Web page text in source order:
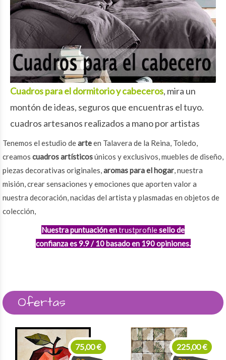
Cuadros para el dormitorio y cabeceros, mira un
montón de ideas, seguros que encuentras el tuyo.
cuadros artesanos realizados a mano por artistas
Tenemos el estudio dearteen Talavera de la Reina, Toledo,
creamos cuadros artísticosúnicos y exclusivos, muebles de diseño,
piezas decorativas originales,aromas para el hogar, nuestra
misión, crear sensaciones y emociones que aporten valor a
nuestra decoración, nacidas del artista y plasmadas en objetos de
colección,
Nuestra puntuación entrustprofilesello de
confianzaes9.9/10basado en 190opiniones.
Ofertas
75,00 € 225,00 €